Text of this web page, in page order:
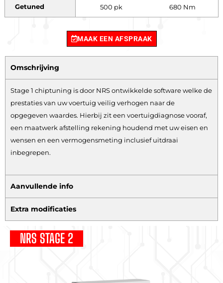
Getuned 500 pk 680 Nm
MAAK EEN AFSPRAAK
Omschrijving
Stage 1 chiptuning is door NRS ontwikkelde software welke de
prestaties van uw voertuig veilig verhogen naar de
opgegeven waardes. Hierbij zit een voertuigdiagnose vooraf,
een maatwerk afstelling rekening houdend met uw eisen en
wensen en een vermogensmeting inclusief uitdraai
inbegrepen.
Aanvullende info
Extra modificaties
NRS STAGE 2